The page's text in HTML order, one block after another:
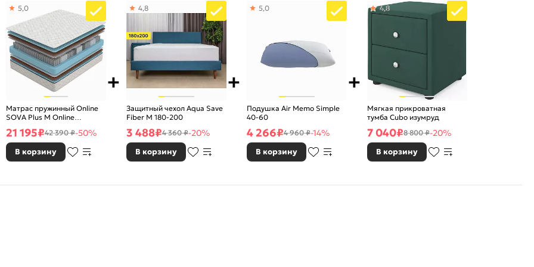
Матрас пружинный Online
SOVA Plus M Online
1800x2000
5,0
21 195₽42 390 ₽-50%
В корзину
Защитный чехол Aqua Save
Fiber M 180-200
4,8
3 488₽4 360 ₽-20%
В корзину
Подушка Air Memo Simple
40-60
5,0
4 266₽4 960 ₽-14%
В корзину
Мягкая прикроватная
тумба Cubo изумруд
4,8
7 040₽8 800 ₽-20%
В корзину